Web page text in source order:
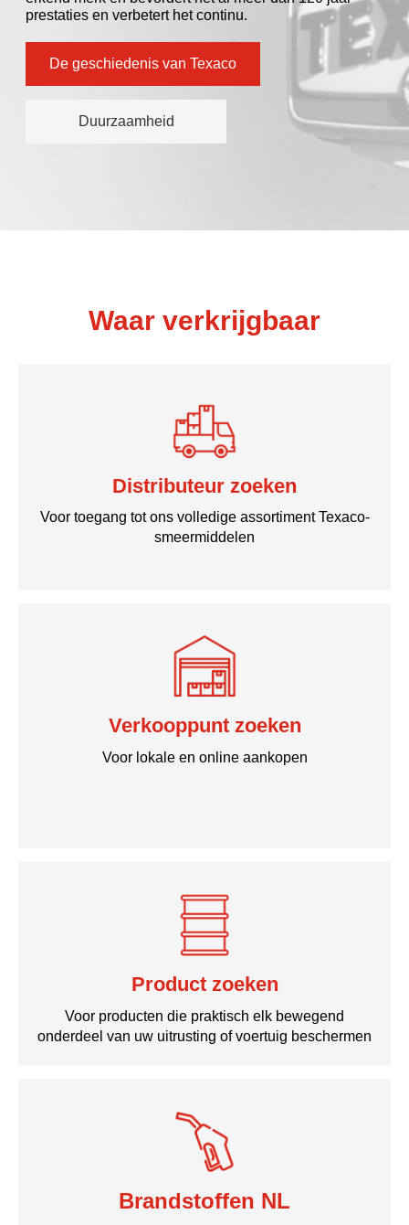
prestaties en verbetert het continu.
De geschiedenis van Texaco
Duurzaamheid
Waar verkrijgbaar
Distributeur zoeken
Voor toegang tot ons volledige assortiment Texaco-
smeermiddelen
Verkooppunt zoeken
Voor lokale en online aankopen
Product zoeken
Voor producten die praktisch elk bewegend
onderdeel van uw uitrusting of voertuig beschermen
Brandstoffen NL